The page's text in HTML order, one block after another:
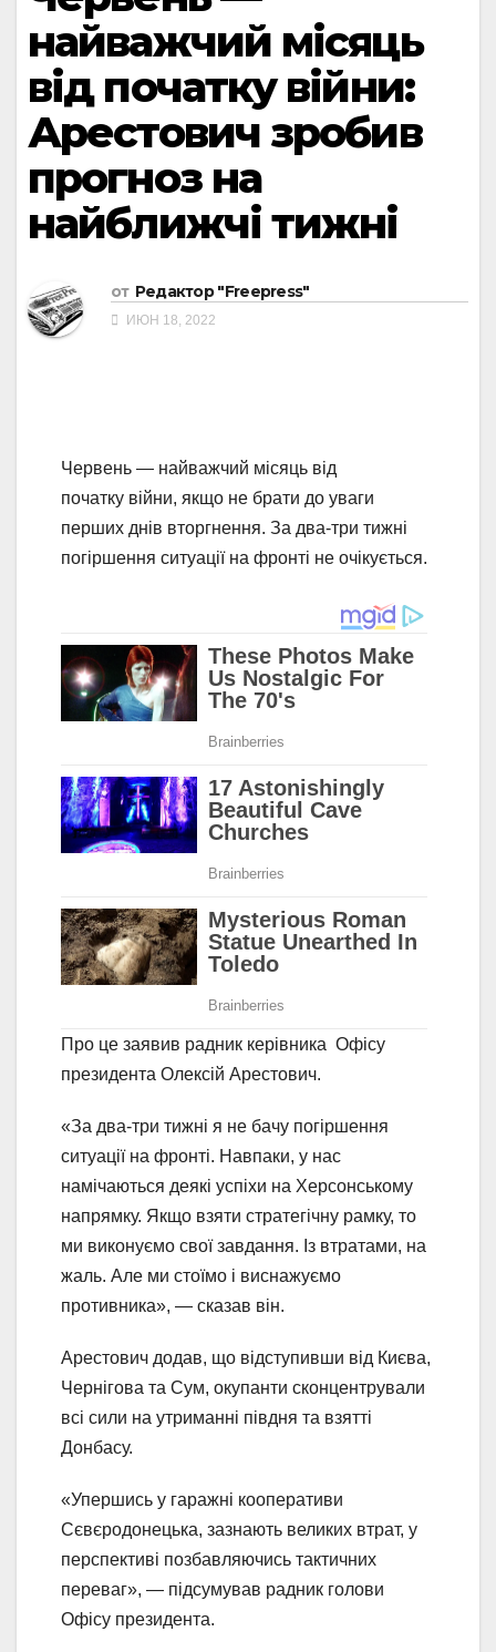
найважчий місяць
від початку війни:
Арестович зробив
прогноз на
найближчі тижні
от Редактор "Freepress"
ИЮН 18, 2022
Червень — найважчий місяць від
початку війни, якщо не брати до уваги
перших днів вторгнення. За два-три тижні
погіршення ситуації на фронті не очікується.
Про це заявив радник керівника Офісу
президента Олексій Арестович.
«За два-три тижні я не бачу погіршення
ситуації на фронті. Навпаки, у нас
намічаються деякі успіхи на Херсонському
напрямку. Якщо взяти стратегічну рамку, то
ми виконуємо свої завдання. Із втратами, на
жаль. Але ми стоїмо і виснажуємо
противника», — сказав він.
Арестович додав, що відступивши від Києва,
Чернігова та Сум, окупанти сконцентрували
всі сили на утриманні півдня та взятті
Донбасу.
«Упершись у гаражні кооперативи
Сєвєродонецька, зазнають великих втрат, у
перспективі позбавляючись тактичних
переваг», — підсумував радник голови
Офісу президента.